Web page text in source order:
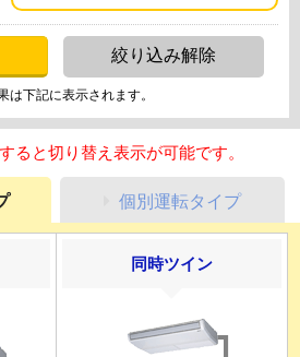
は下記に表示されます。
ると切り替え表示が可能です。
個別運転タイプ
同時ツイン